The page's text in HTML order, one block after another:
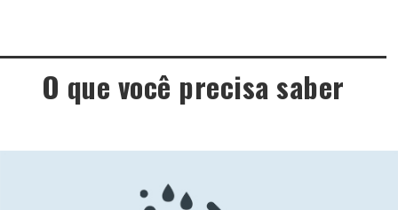
O que você precisa saber